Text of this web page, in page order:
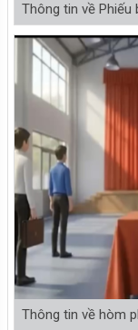
Thông tin về Phiếu
Thông tin về hòm